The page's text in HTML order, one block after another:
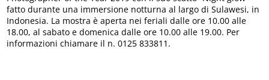
fatto durante una immersione notturna al largo di Sulawesi, in
Indonesia. La mostra è aperta nei feriali dalle ore 10.00 alle
18.00, al sabato e domenica dalle ore 10.00 alle 19.00. Per
informazioni chiamare il n. 0125 833811.